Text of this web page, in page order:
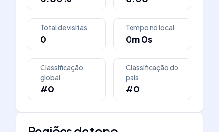
Total de visitas
0
Tempo no local
0m 0s
Classificação
global
#0
Classificação do
país
#0